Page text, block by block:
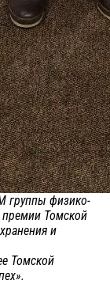
группы физико-
премии Томской
и
Томской